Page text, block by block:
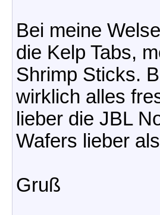
Bei meine
die Kelp Tabs,
Shrimp Sticks.
wirklich alles
lieber die JBL
Wafers lieber
Gruß